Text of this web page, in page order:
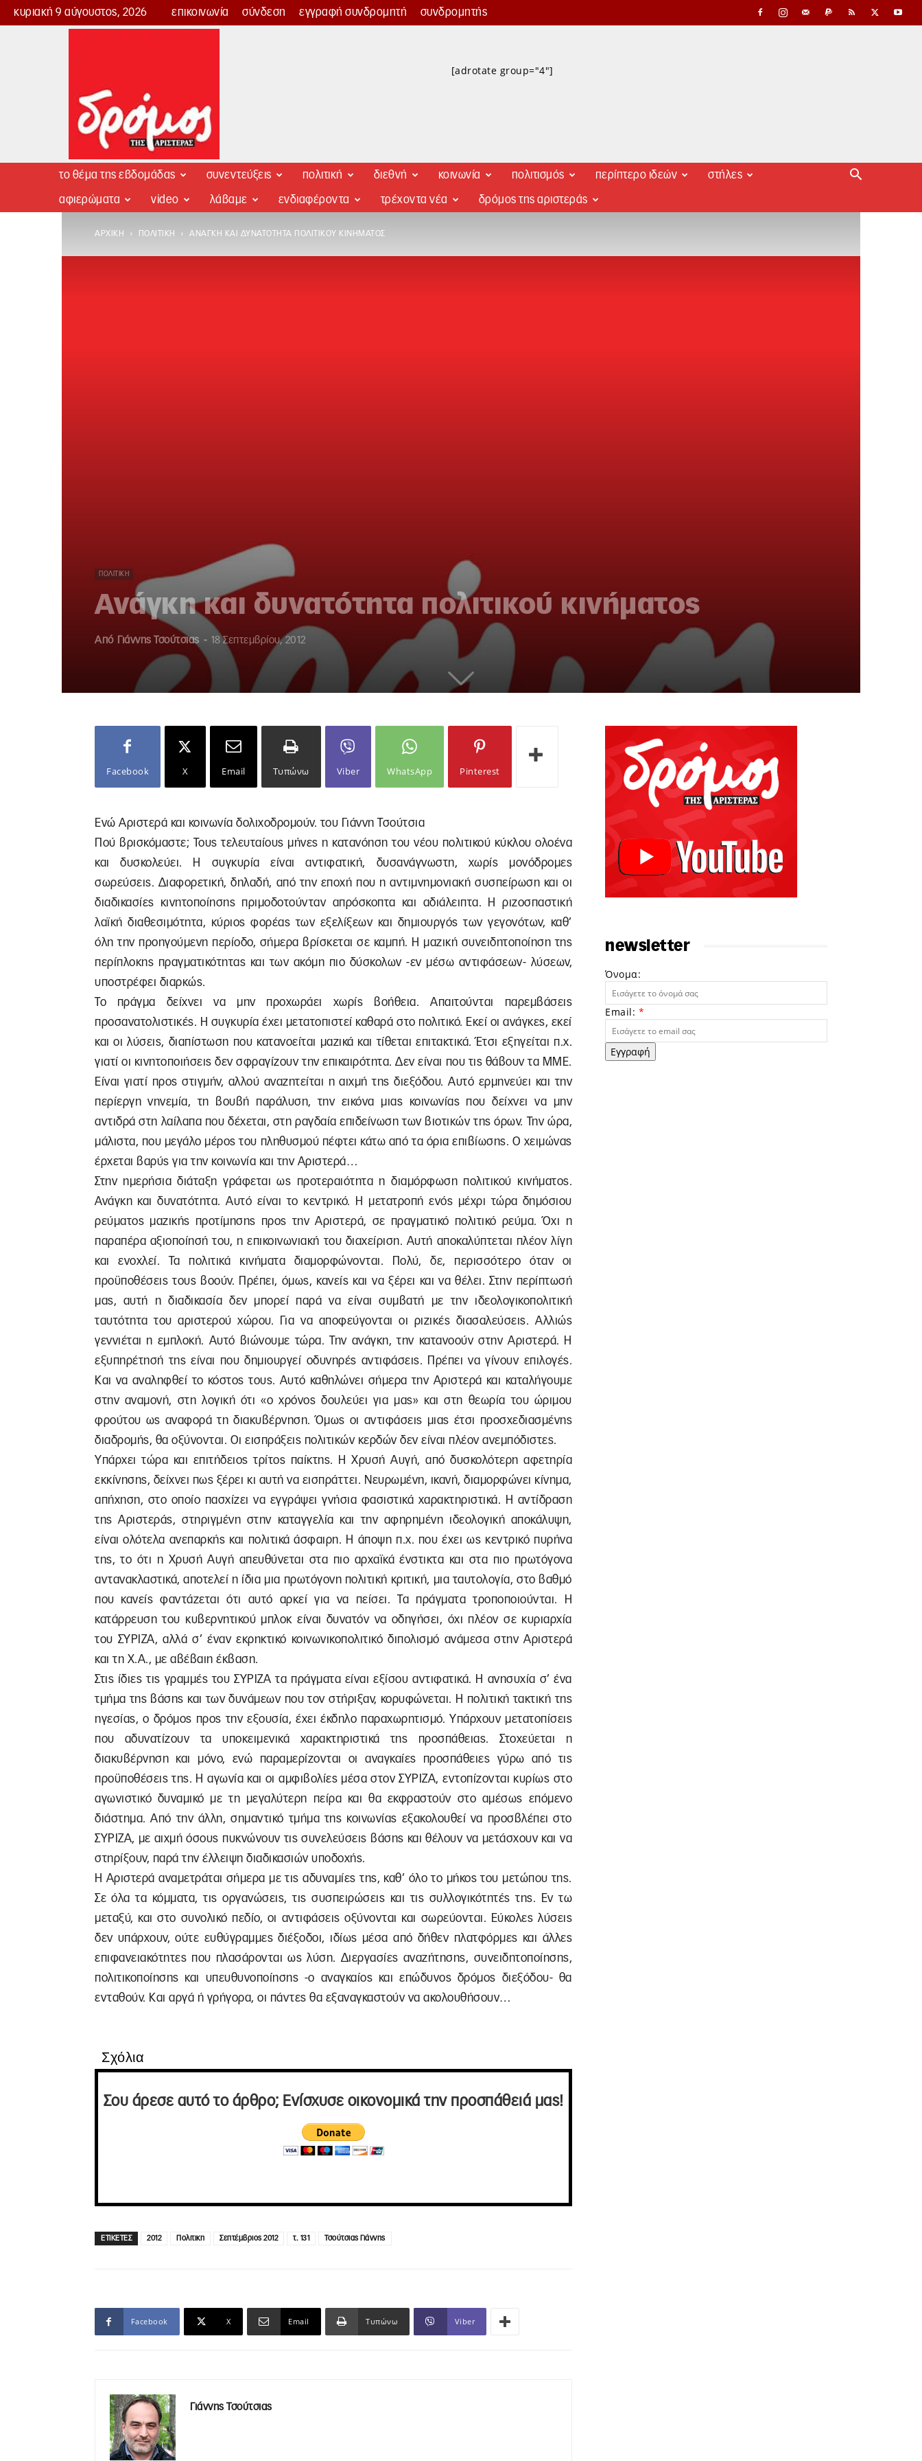
κυριακή 9 αύγουστος, 2026 επικοινωνία σύνδεση εγγραφή συνδρομητή συνδρομητής
Δρόμος
[adrotate group="4"]
το θέμα της εβδομάδας συνεντεύξεις πολιτική διεθνή κοινωνία πολιτισμός περίπτερο ιδεών στήλες
αφιερώματα video λάβαμε ενδιαφέροντα τρέχοντα νέα δρόμος της αριστεράς
ΑΡΧΙΚΉ ΠΟΛΙΤΙΚΉ ΑΝΆΓΚΗ ΚΑΙ ΔΥΝΑΤΌΤΗΤΑ ΠΟΛΙΤΙΚΟΎ ΚΙΝΉΜΑΤΟΣ
ΠΟΛΙΤΙΚΉ
Ανάγκη και δυνατότητα πολιτικού κινήματος
Από Γιάννης Τσούτσιας - 18 Σεπτεμβρίου, 2012
Facebook X Email Τυπώνω Viber WhatsApp Pinterest
Ενώ Αριστερά και κοινωνία δολιχοδρομούν. του Γιάννη Τσούτσια
Πού βρισκόμαστε; Τους τελευταίους μήνες η κατανόηση του νέου πολιτικού κύκλου ολοένα
και δυσκολεύει. Η συγκυρία είναι αντιφατική, δυσανάγνωστη, χωρίς μονόδρομες
σωρεύσεις. Διαφορετική, δηλαδή, από την εποχή που η αντιμνημονιακή συσπείρωση και οι
διαδικασίες κινητοποίησης πριμοδοτούνταν απρόσκοπτα και αδιάλειπτα. Η ριζοσπαστική
λαϊκή διαθεσιμότητα, κύριος φορέας των εξελίξεων και δημιουργός των γεγονότων, καθ’
όλη την προηγούμενη περίοδο, σήμερα βρίσκεται σε καμπή. Η μαζική συνειδητοποίηση της
περίπλοκης πραγματικότητας και των ακόμη πιο δύσκολων -εν μέσω αντιφάσεων- λύσεων,
υποστρέφει διαρκώς.
Το πράγμα δείχνει να μην προχωράει χωρίς βοήθεια. Απαιτούνται παρεμβάσεις
προσανατολιστικές. Η συγκυρία έχει μετατοπιστεί καθαρά στο πολιτικό. Εκεί οι ανάγκες, εκεί
και οι λύσεις, διαπίστωση που κατανοείται μαζικά και τίθεται επιτακτικά. Έτσι εξηγείται π.χ.
γιατί οι κινητοποιήσεις δεν σφραγίζουν την επικαιρότητα. Δεν είναι που τις θάβουν τα ΜΜΕ.
Είναι γιατί προς στιγμήν, αλλού αναζητείται η αιχμή της διεξόδου. Αυτό ερμηνεύει και την
περίεργη νηνεμία, τη βουβή παράλυση, την εικόνα μιας κοινωνίας που δείχνει να μην
αντιδρά στη λαίλαπα που δέχεται, στη ραγδαία επιδείνωση των βιοτικών της όρων. Την ώρα,
μάλιστα, που μεγάλο μέρος του πληθυσμού πέφτει κάτω από τα όρια επιβίωσης. Ο χειμώνας
έρχεται βαρύς για την κοινωνία και την Αριστερά…
Στην ημερήσια διάταξη γράφεται ως προτεραιότητα η διαμόρφωση πολιτικού κινήματος.
Ανάγκη και δυνατότητα. Αυτό είναι το κεντρικό. Η μετατροπή ενός μέχρι τώρα δημόσιου
ρεύματος μαζικής προτίμησης προς την Αριστερά, σε πραγματικό πολιτικό ρεύμα. Όχι η
παραπέρα αξιοποίησή του, η επικοινωνιακή του διαχείριση. Αυτή αποκαλύπτεται πλέον λίγη
και ενοχλεί. Τα πολιτικά κινήματα διαμορφώνονται. Πολύ, δε, περισσότερο όταν οι
προϋποθέσεις τους βοούν. Πρέπει, όμως, κανείς και να ξέρει και να θέλει. Στην περίπτωσή
μας, αυτή η διαδικασία δεν μπορεί παρά να είναι συμβατή με την ιδεολογικοπολιτική
ταυτότητα του αριστερού χώρου. Για να αποφεύγονται οι ριζικές διασαλεύσεις. Αλλιώς
γεννιέται η εμπλοκή. Αυτό βιώνουμε τώρα. Την ανάγκη, την κατανοούν στην Αριστερά. Η
εξυπηρέτησή της είναι που δημιουργεί οδυνηρές αντιφάσεις. Πρέπει να γίνουν επιλογές.
Και να αναληφθεί το κόστος τους. Αυτό καθηλώνει σήμερα την Αριστερά και καταλήγουμε
στην αναμονή, στη λογική ότι «ο χρόνος δουλεύει για μας» και στη θεωρία του ώριμου
φρούτου ως αναφορά τη διακυβέρνηση. Όμως οι αντιφάσεις μιας έτσι προσχεδιασμένης
διαδρομής, θα οξύνονται. Οι εισπράξεις πολιτικών κερδών δεν είναι πλέον ανεμπόδιστες.
Υπάρχει τώρα και επιτήδειος τρίτος παίκτης. Η Χρυσή Αυγή, από δυσκολότερη αφετηρία
εκκίνησης, δείχνει πως ξέρει κι αυτή να εισπράττει. Νευρωμένη, ικανή, διαμορφώνει κίνημα,
απήχηση, στο οποίο πασχίζει να εγγράψει γνήσια φασιστικά χαρακτηριστικά. Η αντίδραση
της Αριστεράς, στηριγμένη στην καταγγελία και την αφηρημένη ιδεολογική αποκάλυψη,
είναι ολότελα ανεπαρκής και πολιτικά άσφαιρη. Η άποψη π.χ. που έχει ως κεντρικό πυρήνα
της, το ότι η Χρυσή Αυγή απευθύνεται στα πιο αρχαϊκά ένστικτα και στα πιο πρωτόγονα
αντανακλαστικά, αποτελεί η ίδια μια πρωτόγονη πολιτική κριτική, μια ταυτολογία, στο βαθμό
που κανείς φαντάζεται ότι αυτό αρκεί για να πείσει. Τα πράγματα τροποποιούνται. Η
κατάρρευση του κυβερνητικού μπλοκ είναι δυνατόν να οδηγήσει, όχι πλέον σε κυριαρχία
του ΣΥΡΙΖΑ, αλλά σ’ έναν εκρηκτικό κοινωνικοπολιτικό διπολισμό ανάμεσα στην Αριστερά
και τη Χ.Α., με αβέβαιη έκβαση.
Στις ίδιες τις γραμμές του ΣΥΡΙΖΑ τα πράγματα είναι εξίσου αντιφατικά. Η ανησυχία σ’ ένα
τμήμα της βάσης και των δυνάμεων που τον στήριξαν, κορυφώνεται. Η πολιτική τακτική της
ηγεσίας, ο δρόμος προς την εξουσία, έχει έκδηλο παραχωρητισμό. Υπάρχουν μετατοπίσεις
που αδυνατίζουν τα υποκειμενικά χαρακτηριστικά της προσπάθειας. Στοχεύεται η
διακυβέρνηση και μόνο, ενώ παραμερίζονται οι αναγκαίες προσπάθειες γύρω από τις
προϋποθέσεις της. Η αγωνία και οι αμφιβολίες μέσα στον ΣΥΡΙΖΑ, εντοπίζονται κυρίως στο
αγωνιστικό δυναμικό με τη μεγαλύτερη πείρα και θα εκφραστούν στο αμέσως επόμενο
διάστημα. Από την άλλη, σημαντικό τμήμα της κοινωνίας εξακολουθεί να προσβλέπει στο
ΣΥΡΙΖΑ, με αιχμή όσους πυκνώνουν τις συνελεύσεις βάσης και θέλουν να μετάσχουν και να
στηρίξουν, παρά την έλλειψη διαδικασιών υποδοχής.
Η Αριστερά αναμετράται σήμερα με τις αδυναμίες της, καθ’ όλο το μήκος του μετώπου της.
Σε όλα τα κόμματα, τις οργανώσεις, τις συσπειρώσεις και τις συλλογικότητές της. Εν τω
μεταξύ, και στο συνολικό πεδίο, οι αντιφάσεις οξύνονται και σωρεύονται. Εύκολες λύσεις
δεν υπάρχουν, ούτε ευθύγραμμες διέξοδοι, ιδίως μέσα από δήθεν πλατφόρμες και άλλες
επιφανειακότητες που πλασάρονται ως λύση. Διεργασίες αναζήτησης, συνειδητοποίησης,
πολιτικοποίησης και υπευθυνοποίησης -ο αναγκαίος και επώδυνος δρόμος διεξόδου- θα
ενταθούν. Και αργά ή γρήγορα, οι πάντες θα εξαναγκαστούν να ακολουθήσουν…
Σχόλια
Σου άρεσε αυτό το άρθρο; Ενίσχυσε οικονομικά την προσπάθειά μας!
ΕΤΙΚΕΤΕΣ 2012 Πολιτικη Σεπτέμβριος 2012 τ. 131 Τσούτσιας Γιάννης
Facebook X Email Τυπώνω Viber
Γιάννης Τσούτσιας
newsletter
Όνομα:
Email: *
Εγγραφή